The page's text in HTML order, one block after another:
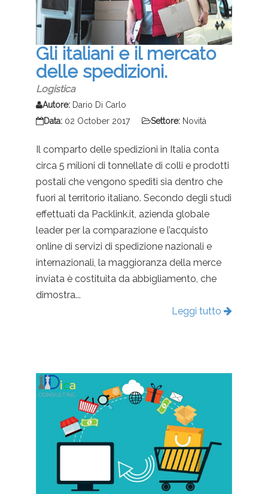
Gli italiani e il mercato
delle spedizioni.
Logistica
Autore: Dario Di Carlo
Data: 02 October 2017 Settore: Novità
Il comparto delle spedizioni in Italia conta
circa 5 milioni di tonnellate di colli e prodotti
postali che vengono spediti sia dentro che
fuori al territorio italiano. Secondo degli studi
effettuati da Packlink.it, azienda globale
leader per la comparazione e l’acquisto
online di servizi di spedizione nazionali e
internazionali, la maggioranza della merce
inviata è costituita da abbigliamento, che
dimostra...
Leggi tutto